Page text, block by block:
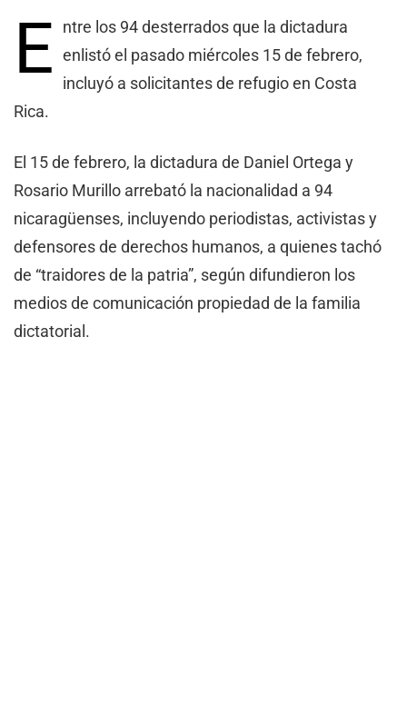
E
ntre los 94 desterrados que la dictadura
enlistó el pasado miércoles 15 de febrero,
incluyó a solicitantes de refugio en Costa
Rica.
El 15 de febrero, la dictadura de Daniel Ortega y
Rosario Murillo arrebató la nacionalidad a 94
nicaragüenses, incluyendo periodistas, activistas y
defensores de derechos humanos, a quienes tachó
de “traidores de la patria”, según difundieron los
medios de comunicación propiedad de la familia
dictatorial.